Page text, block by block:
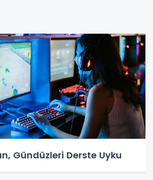
Gündüzleri Derste Uyku